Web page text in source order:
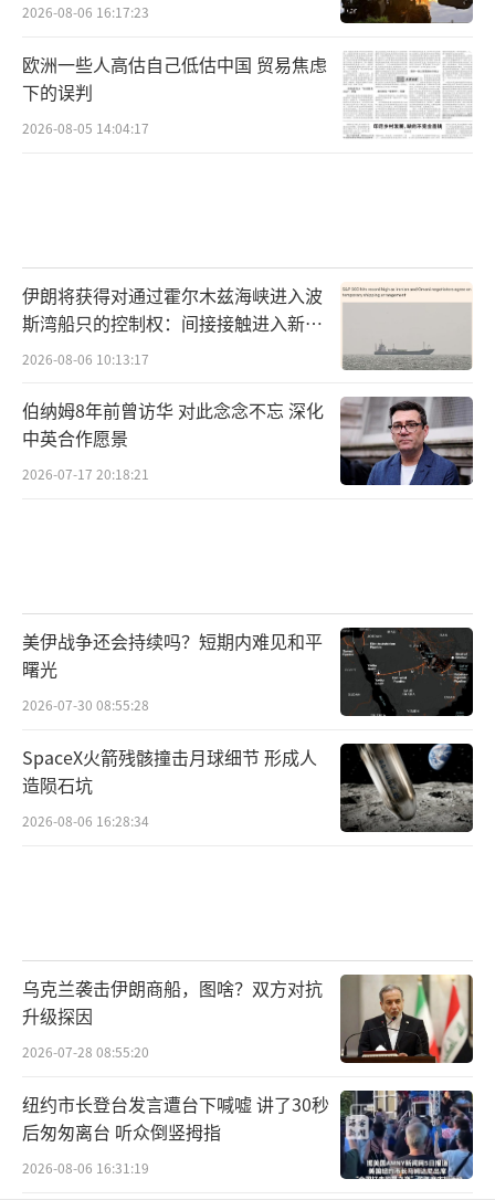
2026-08-06 16:17:23
欧洲一些人高估自己低估中国 贸易焦虑
下的误判
2026-08-05 14:04:17
伊朗将获得对通过霍尔木兹海峡进入波
斯湾船只的控制权：间接接触进入新阶
段
2026-08-06 10:13:17
伯纳姆8年前曾访华 对此念念不忘 深化
中英合作愿景
2026-07-17 20:18:21
美伊战争还会持续吗？短期内难见和平
曙光
2026-07-30 08:55:28
SpaceX火箭残骸撞击月球细节 形成人
造陨石坑
2026-08-06 16:28:34
乌克兰袭击伊朗商船，图啥？双方对抗
升级探因
2026-07-28 08:55:20
纽约市长登台发言遭台下喊嘘 讲了30秒
后匆匆离台 听众倒竖拇指
2026-08-06 16:31:19